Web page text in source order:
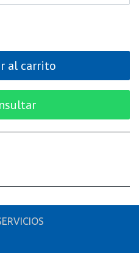
al carrito